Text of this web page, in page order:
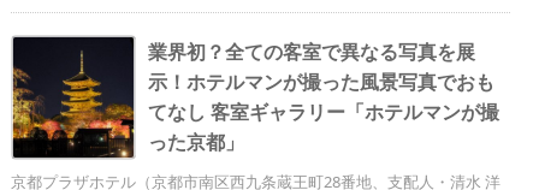
業界初？全ての客室で異なる写真を展
示！ホテルマンが撮った風景写真でおも
てなし 客室ギャラリー「ホテルマンが撮
った京都」
京都プラザホテル（京都市南区西九条蔵王町28番地、支配人・清水 洋